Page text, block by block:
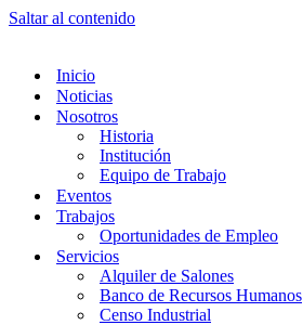
Saltar al contenido
Inicio
Noticias
Nosotros
Historia
Institución
Equipo de Trabajo
Eventos
Trabajos
Oportunidades de Empleo
Servicios
Alquiler de Salones
Banco de Recursos Humanos
Censo Industrial